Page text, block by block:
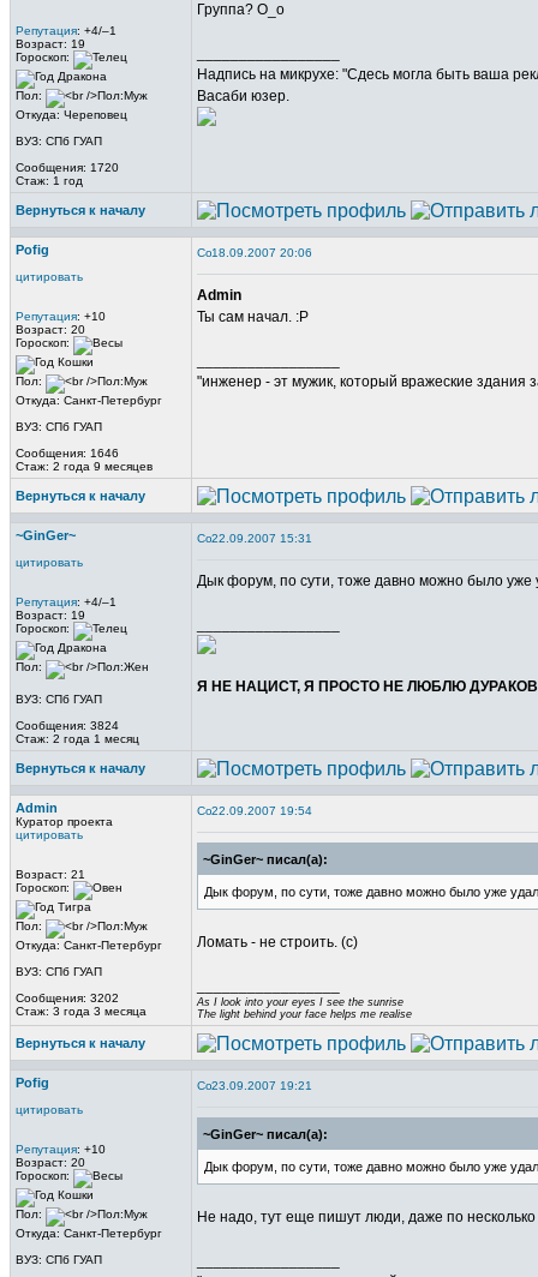
Репутация: +4/–1
Возраст: 19
Гороскоп:
Пол:
Откуда: Череповец
ВУЗ: СПб ГУАП
Сообщения: 1720
Стаж: 1 год
Группа? О_о
Надпись на микрухе: "Сдесь могла быть ваша
Васаби юзер.
Вернуться к началу
Pofig
цитировать
Репутация: +10
Возраст: 20
Гороскоп:
Пол:
Откуда: Санкт-Петербург
ВУЗ: СПб ГУАП
Сообщения: 1646
Стаж: 2 года 9 месяцев
18.09.2007 20:06
Admin
Ты сам начал. :Р
"инженер - эт мужик, который вражеские здания
Вернуться к началу
~GinGer~
цитировать
Репутация: +4/–1
Возраст: 19
Гороскоп:
Пол:
ВУЗ: СПб ГУАП
Сообщения: 3824
Стаж: 2 года 1 месяц
22.09.2007 15:31
Дык форум, по сути, тоже давно можно было уже
Я НЕ НАЦИСТ, Я ПРОСТО НЕ ЛЮБЛЮ
Вернуться к началу
Admin
Куратор проекта
цитировать
Возраст: 21
Гороскоп:
Пол:
Откуда: Санкт-Петербург
ВУЗ: СПб ГУАП
Сообщения: 3202
Стаж: 3 года 3 месяца
22.09.2007 19:54
~GinGer~ писал(а):
Дык форум, по сути, тоже давно можно было уже
Ломать - не строить. (с)
As I look into your eyes I see the sunrise
The light behind your face helps me realise
Вернуться к началу
Pofig
цитировать
Репутация: +10
Возраст: 20
Гороскоп:
Пол:
Откуда: Санкт-Петербург
ВУЗ: СПб ГУАП
23.09.2007 19:21
~GinGer~ писал(а):
Дык форум, по сути, тоже давно можно было уже
Не надо, тут еще пишут люди, даже по